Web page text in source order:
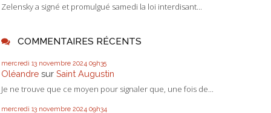
Zelensky a signé et promulgué samedi la loi interdisant...
COMMENTAIRES RÉCENTS
mercredi 13 novembre 2024 09h35
Oléandre sur Saint Augustin
Je ne trouve que ce moyen pour signaler que, une fois de...
mercredi 13 novembre 2024 09h34